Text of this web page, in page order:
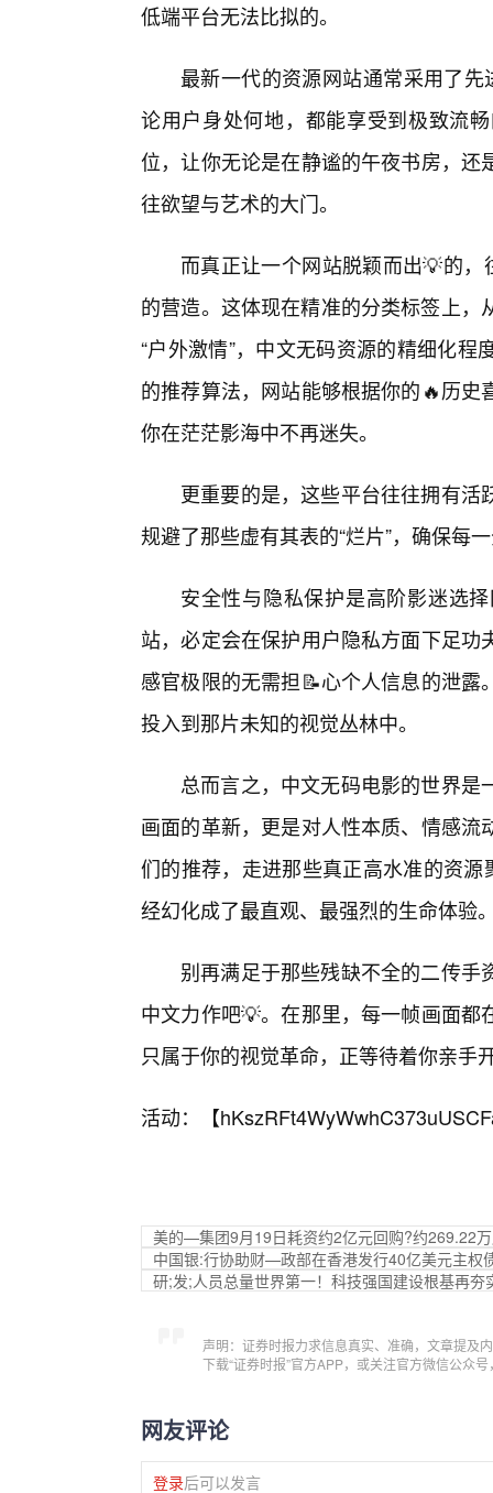
低端平台无法比拟的。
最新一代的资源网站通常采用了
论用户身处何地，都能享受到极致流
位，让你无论是在静谧的午夜书房，
往欲望与艺术的大门。
而真正让一个网站脱颖而出💡的
的营造。这体现在精准的分类标签上，
“户外激情”，中文无码资源的精细化
的推荐算法，网站能够根据你的🔥历
你在茫茫影海中不再迷失。
更重要的是，这些平台往往拥有
规避了那些虚有其表的“烂片”，确保每
安全性与隐私保护是高阶影迷选
站，必定会在保护用户隐私方面下足
感官极限的无需担📝心个人信息的泄
投入到那片未知的视觉丛林中。
总而言之，中文无码电影的世界
画面的革新，更是对人性本质、情感
们的推荐，走进那些真正高水准的资
经幻化成了最直观、最强烈的生命体验
别再满足于那些残缺不全的二传
中文力作吧💡。在那里，每一帧画面
只属于你的视觉革命，正等待着你亲手
活动：【
美的—集团9月19日耗资约2亿元回购?约269.22
中国银:行协助财—政部在香港发行40亿美元主权
研;发;人员总量世界第一！科技强国建设根基再夯
声明：证券时报力求信息真实、准确，文章提及
下载“证券时报”官方APP，或关注官方微信公众
网友评论
登录后可以发言